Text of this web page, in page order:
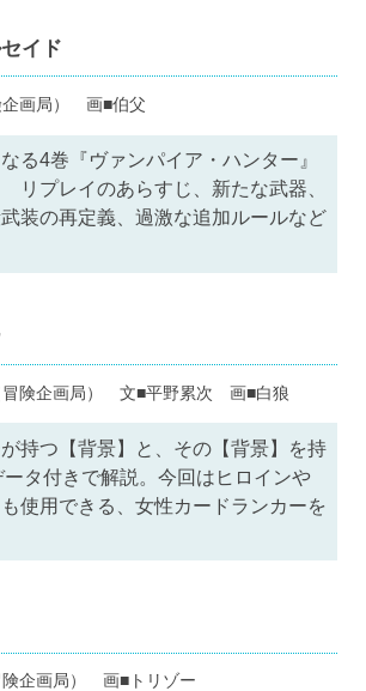
イド
企画局） 画■伯父
る4巻『ヴァンパイア・ハンター』
リプレイのあらすじ、新たな武器、
装の再定義、過激な追加ルールなど
冒険企画局） 文■平野累次 画■白狼
持つ【背景】と、その【背景】を持
タ付きで解説。今回はヒロインや
使用できる、女性カードランカーを
険企画局） 画■トリゾー